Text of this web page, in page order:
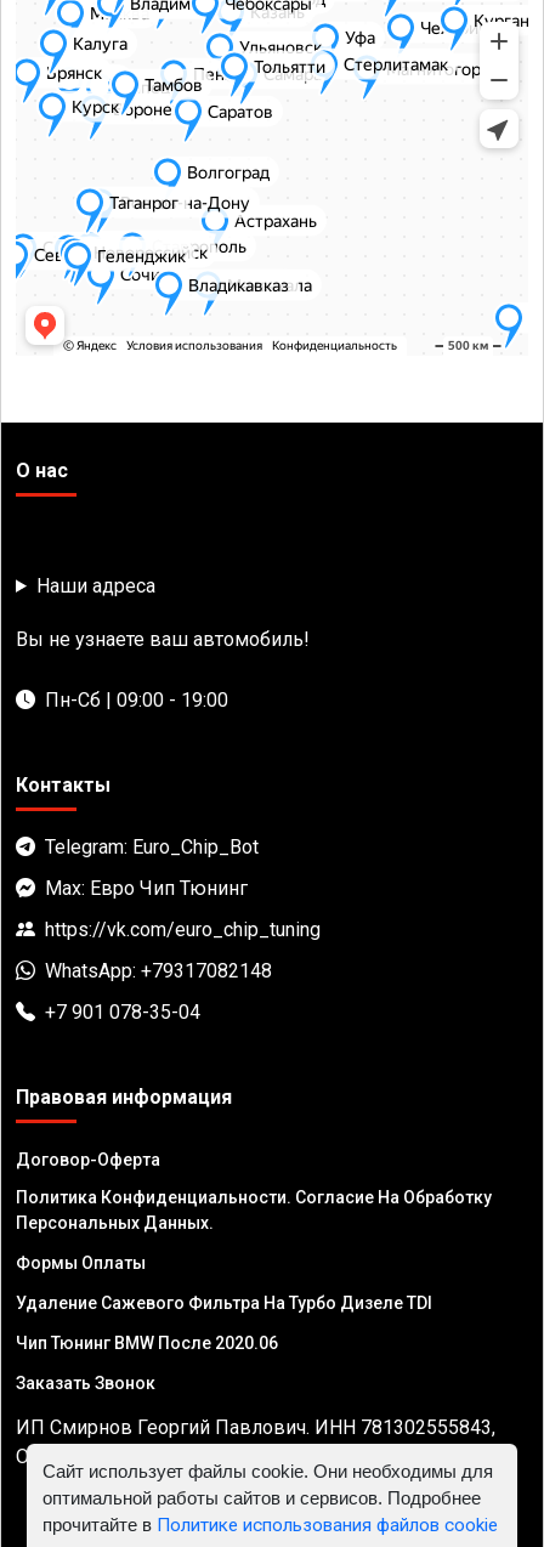
О нас
Наши адреса
Вы не узнаете ваш автомобиль!
Пн-Сб | 09:00 - 19:00
Контакты
Telegram: Euro_Chip_Bot
Max: Евро Чип Тюнинг
https://vk.com/euro_chip_tuning
WhatsApp: +79317082148
+7 901 078-35-04
Правовая информация
Договор-Оферта
Политика Конфиденциальности. Согласие На Обработку
Персональных Данных.
Формы Оплаты
Удаление Сажевого Фильтра На Турбо Дизеле TDI
Чип Тюнинг BMW После 2020.06
Заказать Звонок
ИП Смирнов Георгий Павлович. ИНН 781302555843,
ОГРНИП 324470400032610
Сайт использует файлы cookie. Они необходимы для
оптимальной работы сайтов и сервисов. Подробнее
прочитайте в Политике использования файлов cookie